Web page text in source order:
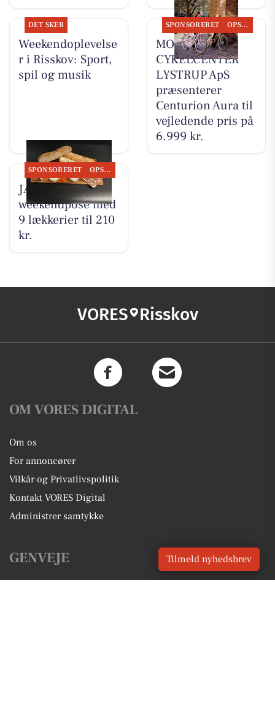
DET SKER
Weekendoplevelse
r i Risskov: Sport,
spil og musik
SPONSORERET OPSLAGSTAVLEN
MOSQUITO
CYKELCENTER
LYSTRUP ApS
præsenterer
Centurion Aura til
vejledende pris på
6.999 kr.
SPONSORERET OPSLAGSTAVLEN
JAMA tilbyder
weekendpose med
9 lækkerier til 210
kr.
VORES Risskov
OM VORES DIGITAL
Om os
For annoncører
Vilkår og Privatlivspolitik
Kontakt VORES Digital
Administrer samtykke
GENVEJE Tilmeld nyhedsbrev